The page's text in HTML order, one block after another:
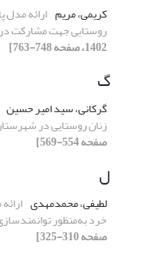
کریمی، مریم ارائه مدل
روستایی جهت مشارکت
1402، صفحه 748-763]
گ
گرکانی، سید امیر حسین
زنان روستایی در
صفحه 554-569]
ل
لطیفی، محمدمهدی
خرد به‌منظور
صفحه 310-325]